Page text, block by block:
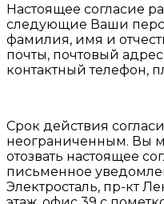
Настоящее согласие
следующие Ваши
фамилия, имя и
почты, почтовый адрес
контактный телефон,
Срок действия
неограниченным. Вы
отозвать настоящее
письменное
Электросталь, пр-кт